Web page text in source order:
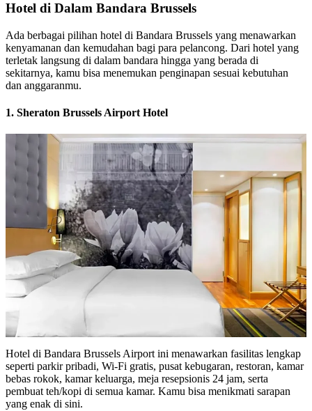
Hotel di Dalam Bandara Brussels
Ada berbagai pilihan hotel di Bandara Brussels yang menawarkan
kenyamanan dan kemudahan bagi para pelancong. Dari hotel yang
terletak langsung di dalam bandara hingga yang berada di
sekitarnya, kamu bisa menemukan penginapan sesuai kebutuhan
dan anggaranmu.
1. Sheraton Brussels Airport Hotel
Hotel di Bandara Brussels Airport ini menawarkan fasilitas lengkap
seperti parkir pribadi, Wi-Fi gratis, pusat kebugaran, restoran, kamar
bebas rokok, kamar keluarga, meja resepsionis 24 jam, serta
pembuat teh/kopi di semua kamar. Kamu bisa menikmati sarapan
yang enak di sini.